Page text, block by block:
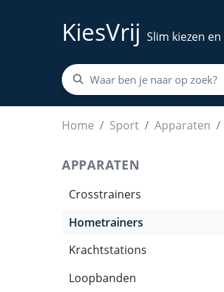
KiesVrij Slim kiezen
Home Sport Apparaten
Hometrainer - Magnetische
APPARATEN
Crosstrainers
Hometrainers
Krachtstations
Loopbanden